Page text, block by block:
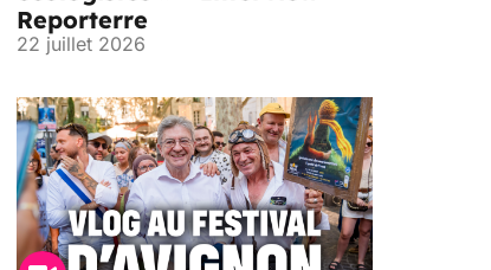
Reporterre
22 juillet 2026